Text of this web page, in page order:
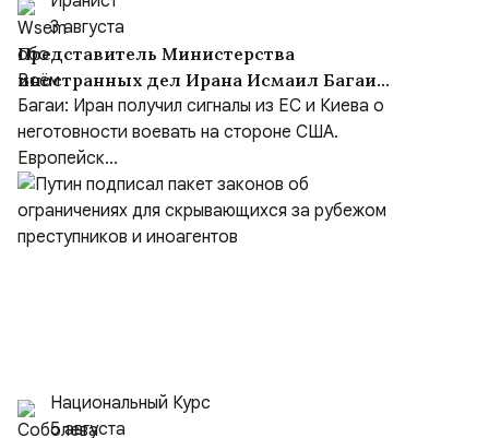
3 августа
Представитель Министерства
иностранных дел Ирана Исмаил Багаи
выступил с заявлением
Багаи: Иран получил сигналы из ЕС и Киева о
неготовности воевать на стороне США.
Европейск...
Национальный Курс
5 августа